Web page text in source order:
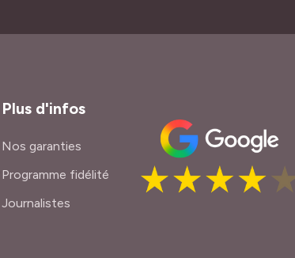
Plus d'infos
Nos garanties
Programme fidélité
Journalistes